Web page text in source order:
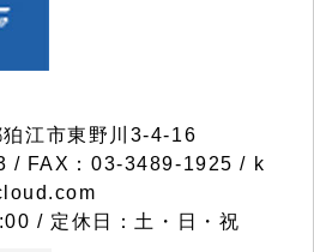
江市東野川3-4-16
/ FAX：03-3489-1925 / k
/ 定休日：土・日・祝